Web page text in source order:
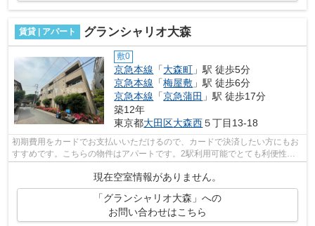
賃貸 | アパート グランシャリオ大森
敷0
京急本線 「大森町 」駅 徒歩5分
京急本線 「梅屋敷 」駅 徒歩6分
京急本線 「京急蒲田 」駅 徒歩17分
築12年
東京都大田区大森西５丁目13-18
初期費用をカードでお支払いいただけるので、カードで決済したい方にもお
すすめです。こちらの物件はアパートです。2駅利用可能でとても利便性の
現在空室情報がありません。
「グランシャリオ大森」への
お問い合わせはこちら